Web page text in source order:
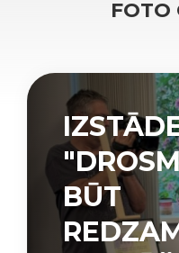
FOTO
BŪT